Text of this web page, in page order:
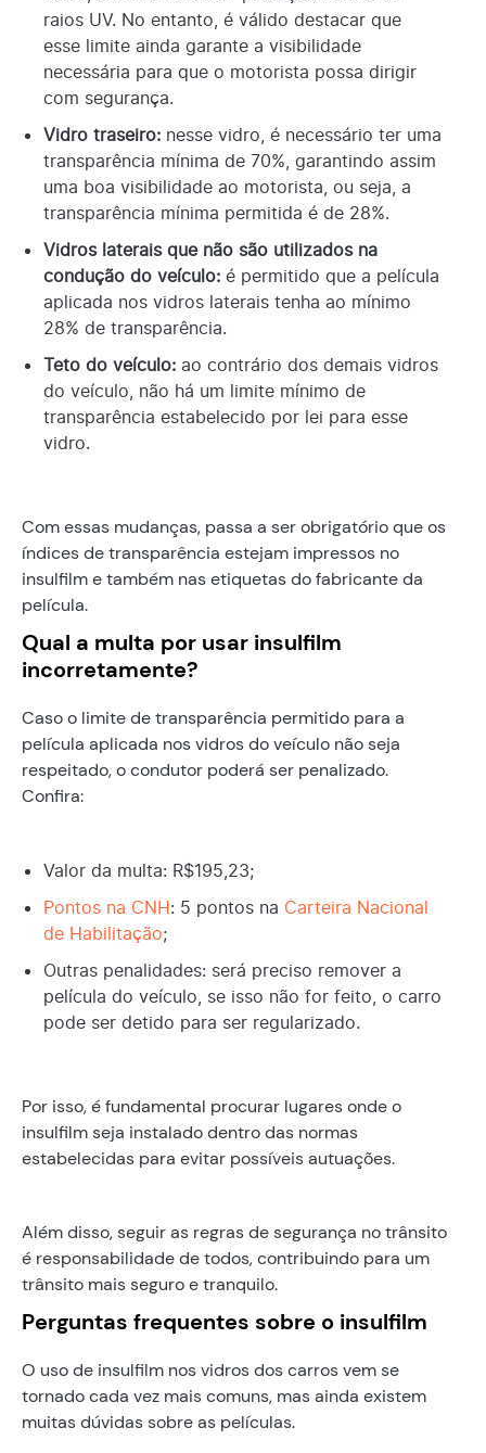
raios UV. No entanto, é válido destacar que
esse limite ainda garante a visibilidade
necessária para que o motorista possa dirigir
com segurança.
Vidro traseiro: nesse vidro, é necessário ter uma
transparência mínima de 70%, garantindo assim
uma boa visibilidade ao motorista, ou seja, a
transparência mínima permitida é de 28%.
Vidros laterais que não são utilizados na
condução do veículo: é permitido que a película
aplicada nos vidros laterais tenha ao mínimo
28% de transparência.
Teto do veículo: ao contrário dos demais vidros
do veículo, não há um limite mínimo de
transparência estabelecido por lei para esse
vidro.
Com essas mudanças, passa a ser obrigatório que os
índices de transparência estejam impressos no
insulfilm e também nas etiquetas do fabricante da
película.
Qual a multa por usar insulfilm
incorretamente?
Caso o limite de transparência permitido para a
película aplicada nos vidros do veículo não seja
respeitado, o condutor poderá ser penalizado.
Confira:
Valor da multa: R$195,23;
Pontos na CNH: 5 pontos na Carteira Nacional
de Habilitação;
Outras penalidades: será preciso remover a
película do veículo, se isso não for feito, o carro
pode ser detido para ser regularizado.
Por isso, é fundamental procurar lugares onde o
insulfilm seja instalado dentro das normas
estabelecidas para evitar possíveis autuações.
Além disso, seguir as regras de segurança no trânsito
é responsabilidade de todos, contribuindo para um
trânsito mais seguro e tranquilo.
Perguntas frequentes sobre o insulfilm
O uso de insulfilm nos vidros dos carros vem se
tornado cada vez mais comuns, mas ainda existem
muitas dúvidas sobre as películas.